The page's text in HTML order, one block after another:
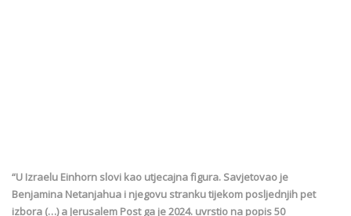
“U Izraelu Einhorn slovi kao utjecajna figura. Savjetovao je
Benjamina Netanjahua i njegovu stranku tijekom posljednjih pet
izbora (…) a Jerusalem Post ga je 2024. uvrstio na popis 50